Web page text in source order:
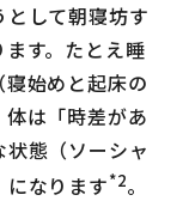
して朝寝坊す
す。たとえ睡
始めと起床の
は「時差があ
態（ソーシャ
なります*2。